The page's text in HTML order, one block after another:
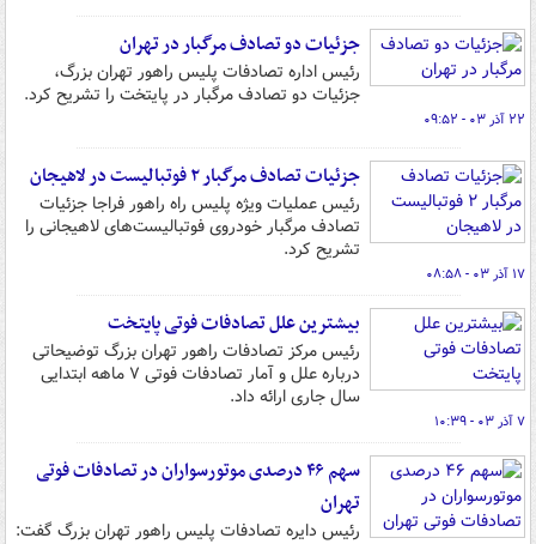
جزئیات دو تصادف مرگبار در تهران
رئیس اداره تصادفات پلیس راهور تهران بزرگ،
جزئیات دو تصادف مرگبار در پایتخت را تشریح کرد.
۲۲ آذر ۰۳ - ۰۹:۵۲
جزئیات تصادف مرگبار ۲ فوتبالیست‌ در لاهیجان
رئیس عملیات ویژه پلیس راه راهور فراجا جزئیات
تصادف مرگبار خودروی فوتبالیست‌های لاهیجانی را
تشریح کرد.
۱۷ آذر ۰۳ - ۰۸:۵۸
بیشترین علل تصادفات فوتی پایتخت
رئیس مرکز تصادفات راهور تهران بزرگ توضیحاتی
درباره علل و آمار تصادفات فوتی ۷ ماهه ابتدایی
سال جاری ارائه داد.
۷ آذر ۰۳ - ۱۰:۳۹
سهم ۴۶ درصدی موتورسواران در تصادفات فوتی
تهران
رئیس دایره تصادفات پلیس راهور تهران بزرگ گفت: